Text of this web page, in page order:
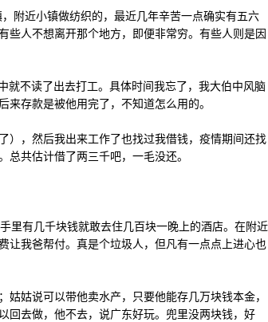
附近小镇做纺织的，最近几年辛苦一点确实有五六
些人不想离开那个地方，即便非常穷。有些人则是因
不读了出去打工。具体时间我忘了，我大伯中风脑
存款是被他用完了，不知道怎么用的。
），然后我出来工作了也找过我借钱，疫情期间还找
共估计借了两三千吧，一毛没还。
里有几千块钱就敢去住几百块一晚上的酒店。在附近
让我爸帮付。真是个垃圾人，但凡有一点点上进心也
姑说可以带他卖水产，只要他能存几万块钱本金，
回去做，他不去，说广东好玩。兜里没两块钱，好